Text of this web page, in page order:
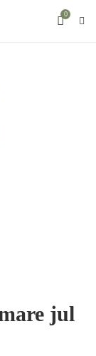
0
jul